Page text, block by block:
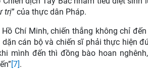
trị” của thực dân Pháp.
Chí Minh, chiến thắng không chỉ
cán bộ và chiến sĩ phải thực hiện
mình đến thì đồng bào hoan
[7].